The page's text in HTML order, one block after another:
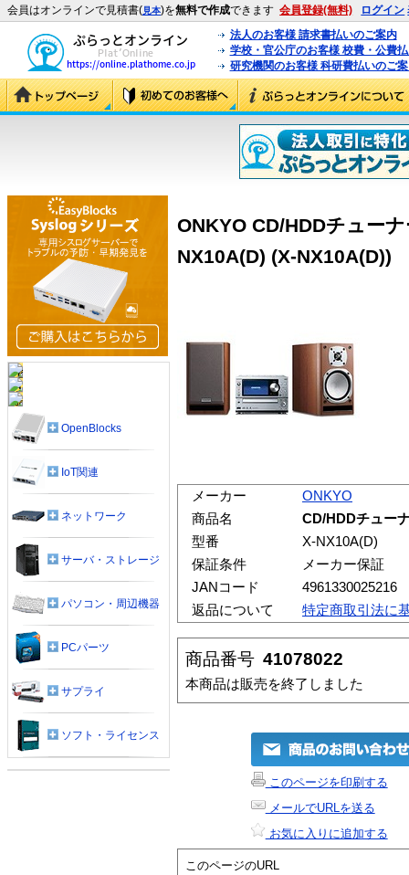
会員はオンラインで見積書(見本)を無料で作成できます 会員登録(無料) ログイン
法人のお客様 請求書払いのご案内
学校・官公庁のお客様 校費・公費
研究機関のお客様 科研費払いのご
ONKYO CD/HDDチュー
NX10A(D) (X-NX10A(D))
メーカー
ONKYO
商品名
CD/HDDチュー
型番
X-NX10A(D)
保証条件
メーカー保証
JANコード
4961330025216
返品について
特定商取引法に
商品番号 41078022
本商品は販売を終了しました
このページを印刷する
メールでURLを送る
お気に入りに追加する
このページのURL
OpenBlocks
IoT関連
ネットワーク
サーバ・ストレージ
パソコン・周辺機器
PCパーツ
サプライ
ソフト・ライセンス